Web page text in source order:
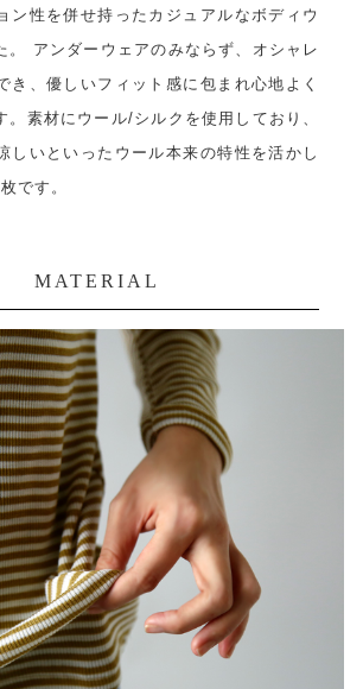
ン性を併せ持ったカジュアルなボディウ
。 アンダーウェアのみならず、オシャレ
き、優しいフィット感に包まれ心地よく
。素材にウール/シルクを使用しており、
しいといったウール本来の特性を活かし
です。
MATERIAL